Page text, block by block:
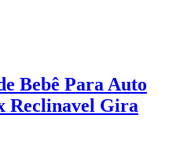
Bebê Para Auto
Reclinavel Gira